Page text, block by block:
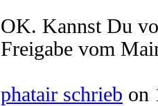
OK. Kannst Du
Freigabe vom
phatair schrieb on